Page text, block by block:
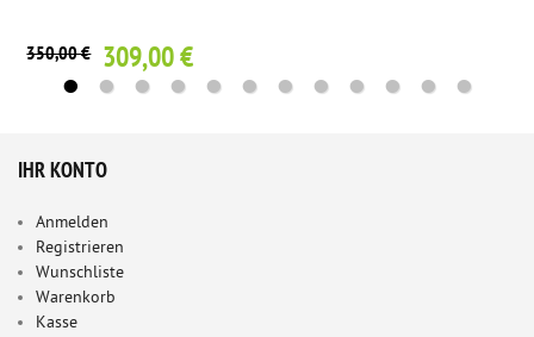
350,00 € 309,00 €
IHR KONTO
Anmelden
Registrieren
Wunschliste
Warenkorb
Kasse